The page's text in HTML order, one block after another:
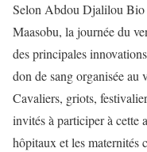
Selon Abdou Djalilou
Maasobu, la journée du
des principales
don de sang organisée au
Cavaliers, griots,
invités à participer à cette
hôpitaux et les maternités